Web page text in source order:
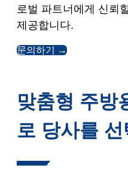
로벌 파트너에게 신뢰
제공합니다.
문의하기 →
맞춤형 주방
로 당사를